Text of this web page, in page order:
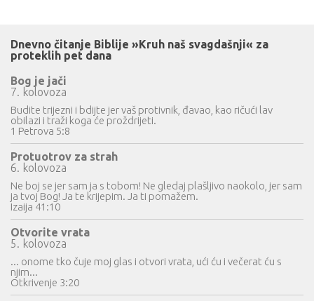
Dnevno čitanje Biblije »Kruh naš svagdašnji« za
proteklih pet dana
Bog je jači
7. kolovoza
Budite trijezni i bdijte jer vaš protivnik, đavao, kao ričući lav
obilazi i traži koga će proždrijeti.
1 Petrova 5:8
Protuotrov za strah
6. kolovoza
Ne boj se jer sam ja s tobom! Ne gledaj plašljivo naokolo, jer sam
ja tvoj Bog! Ja te krijepim. Ja ti pomažem.
Izaija 41:10
Otvorite vrata
5. kolovoza
... onome tko čuje moj glas i otvori vrata, ući ću i večerat ću s
njim...
Otkrivenje 3:20